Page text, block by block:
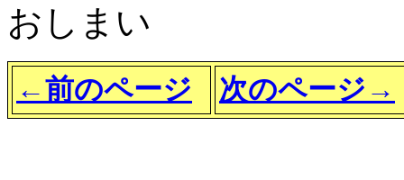
おしまい
←前のページ 次のページ→